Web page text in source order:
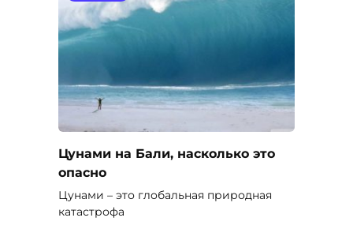
Цунами на Бали, насколько это
опасно
Цунами – это глобальная природная
катастрофа